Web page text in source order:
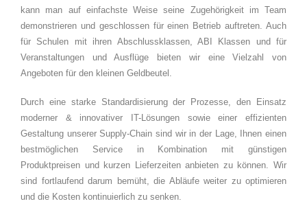
kann man auf einfachste Weise seine Zugehörigkeit im Team
demonstrieren und geschlossen für einen Betrieb auftreten. Auch
für Schulen mit ihren Abschlussklassen, ABI Klassen und für
Veranstaltungen und Ausflüge bieten wir eine Vielzahl von
Angeboten für den kleinen Geldbeutel.
Durch eine starke Standardisierung der Prozesse, den Einsatz
moderner & innovativer IT-Lösungen sowie einer effizienten
Gestaltung unserer Supply-Chain sind wir in der Lage, Ihnen einen
bestmöglichen Service in Kombination mit günstigen
Produktpreisen und kurzen Lieferzeiten anbieten zu können. Wir
sind fortlaufend darum bemüht, die Abläufe weiter zu optimieren
und die Kosten kontinuierlich zu senken.